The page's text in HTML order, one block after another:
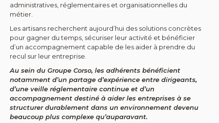
administratives, réglementaires et organisationnelles du
métier.
Les artisans recherchent aujourd’hui des solutions concrètes
pour gagner du temps, sécuriser leur activité et bénéficier
d’un accompagnement capable de les aider à prendre du
recul sur leur entreprise.
Au sein du Groupe Corso, les adhérents bénéficient
notamment d’un partage d’expérience entre dirigeants,
d’une veille réglementaire continue et d’un
accompagnement destiné à aider les entreprises à se
structurer durablement dans un environnement devenu
beaucoup plus complexe qu’auparavant.